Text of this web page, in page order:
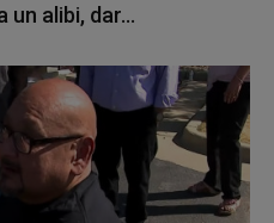
alibi, dar...